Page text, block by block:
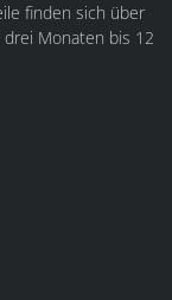
finden sich über
Monaten bis 12